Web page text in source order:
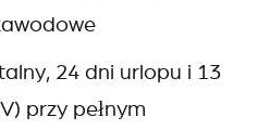
24 dni urlopu i 13
przy pełnym